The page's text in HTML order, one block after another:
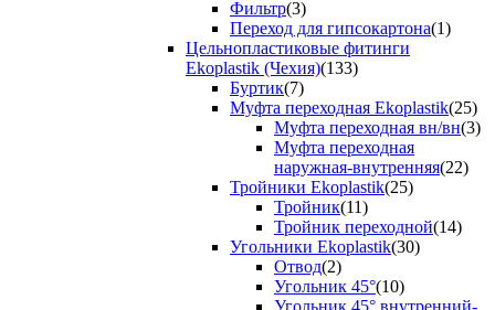
Фильтр(3)
Переход для гипсокартона(1)
Цельнопластиковые фитинги
Ekoplastik (Чехия)(133)
Буртик(7)
Муфта переходная Ekoplastik(25)
Муфта переходная вн/вн(3)
Муфта переходная
наружная-внутренняя(22)
Тройники Ekoplastik(25)
Тройник(11)
Тройник переходной(14)
Угольники Ekoplastik(30)
Отвод(2)
Угольник 45°(10)
Угольник 45° внутренний-